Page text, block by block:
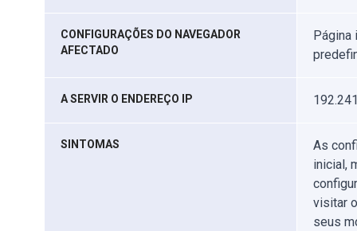
CONFIGURAÇÕES DO NAVEGADOR
AFECTADO
Página
A SERVIR O ENDEREÇO IP
SINTOMAS
As
inicial,
visitar
seus